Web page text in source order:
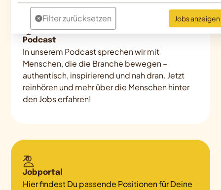
Filter zurücksetzen Jobs anzeigen
Podcast
In unserem Podcast sprechen wir mit
Menschen, die die Branche bewegen –
authentisch, inspirierend und nah dran. Jetzt
reinhören und mehr über die Menschen hinter
den Jobs erfahren!
Jobportal
Hier findest Du passende Positionen für Deine